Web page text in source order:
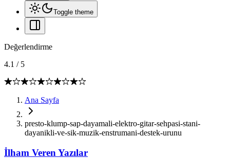
Toggle theme
Değerlendirme
4.1 / 5
Ana Sayfa
presto-klump-sap-dayamali-elektro-gitar-sehpasi-stani-
dayanikli-ve-sik-muzik-enstrumani-destek-urunu
İlham Veren Yazılar